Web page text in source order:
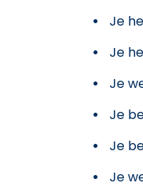
Je
Je
Je
Je
Je
Je